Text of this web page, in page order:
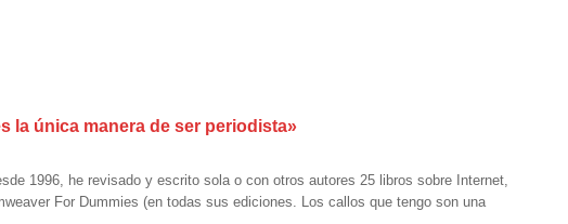
la única manera de ser periodista»
1996, he revisado y escrito sola o con otros autores 25 libros sobre Internet,
For Dummies (en todas sus ediciones. Los callos que tengo son una